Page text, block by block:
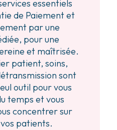
essentiels
de Paiement et
par une
pour une
et maîtrisée.
patient, soins,
sont
outil pour vous
temps et vous
concentrer sur
vos patients.